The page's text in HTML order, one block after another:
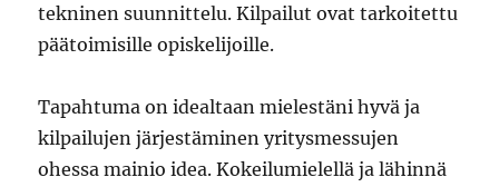
tekninen suunnittelu. Kilpailut ovat tarkoitettu
päätoimisille opiskelijoille.
Tapahtuma on idealtaan mielestäni hyvä ja
kilpailujen järjestäminen yritysmessujen
ohessa mainio idea. Kokeilumielellä ja lähinnä